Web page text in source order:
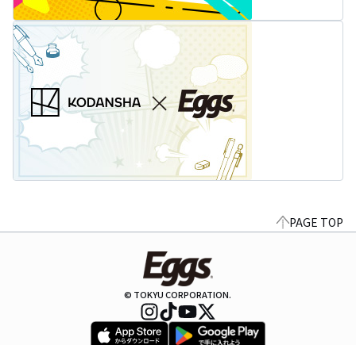
PAGE TOP
© TOKYU CORPORATION.